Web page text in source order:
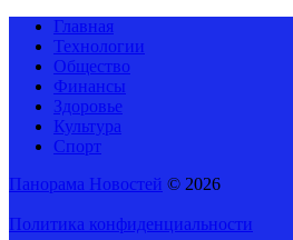
Главная
Технологии
Общество
Финансы
Здоровье
Культура
Спорт
Панорама Новостей © 2026
Политика конфиденциальности